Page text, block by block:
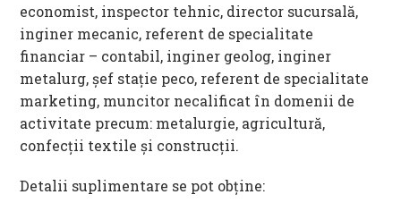
economist, inspector tehnic, director sucursală,
inginer mecanic, referent de specialitate
financiar – contabil, inginer geolog, inginer
metalurg, șef stație peco, referent de specialitate
marketing, muncitor necalificat în domenii de
activitate precum: metalurgie, agricultură,
confecții textile și construcții.
Detalii suplimentare se pot obţine: